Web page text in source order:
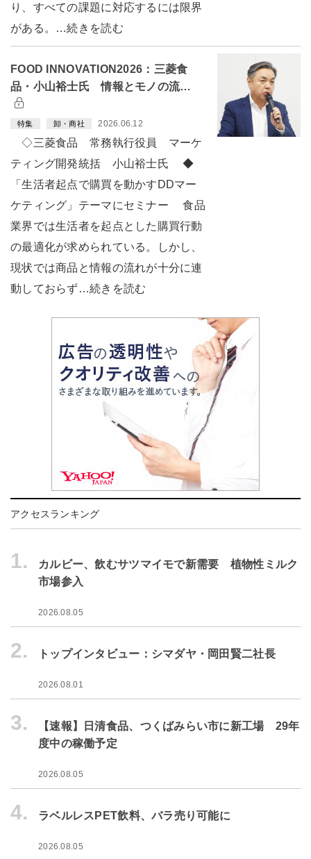
り、すべての課題に対応するには限界
がある。…続きを読む
FOOD INNOVATION2026：三菱食
品・小山裕士氏 情報とモノの流…
特集 卸・商社 2026.06.12
◇三菱食品 常務執行役員 マーケ
ティング開発統括 小山裕士氏 ◆
「生活者起点で購買を動かすDDマー
ケティング」テーマにセミナー 食品
業界では生活者を起点とした購買行動
の最適化が求められている。しかし、
現状では商品と情報の流れが十分に連
動しておらず…続きを読む
アクセスランキング
1.
カルビー、飲むサツマイモで新需要 植物性ミルク
市場参入
2026.08.05
2. トップインタビュー：シマダヤ・岡田賢二社長
2026.08.01
3.
【速報】日清食品、つくばみらい市に新工場 29年
度中の稼働予定
2026.08.05
4. ラベルレスPET飲料、バラ売り可能に
2026.08.05